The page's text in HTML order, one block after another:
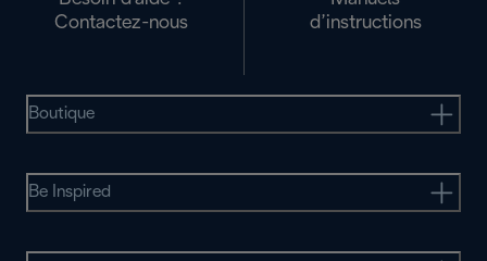
Contactez-nous
d’instructions
Boutique
Be Inspired